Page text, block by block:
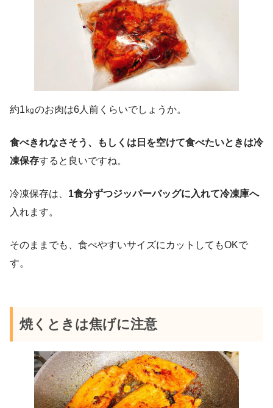
約1㎏のお肉は6人前くらいでしょうか。
食べきれなさそう、もしくは日を空けて食べたいときは冷
凍保存すると良いですね。
冷凍保存は、 1食分ずつジッパーバッグに入れて冷凍庫へ
入れます。
そのままでも、食べやすいサイズにカットしてもOKで
す。
焼くときは焦げに注意